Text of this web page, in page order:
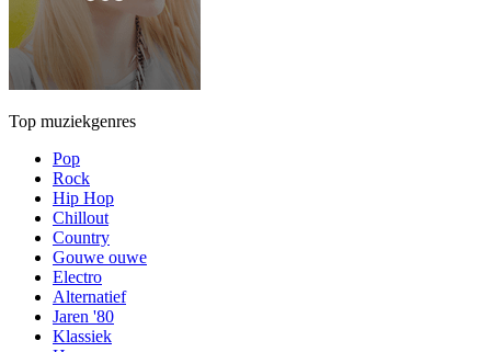
Top muziekgenres
Pop
Rock
Hip Hop
Chillout
Country
Gouwe ouwe
Electro
Alternatief
Jaren '80
Klassiek